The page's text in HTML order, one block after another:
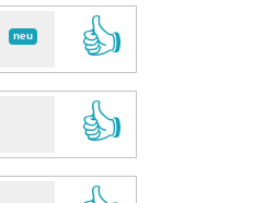
neu
👍
👍